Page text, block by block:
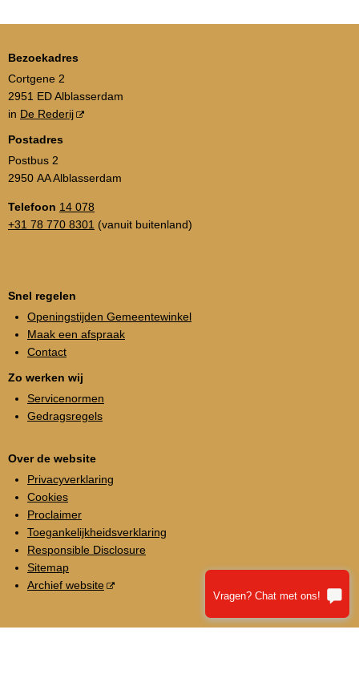
Bezoekadres
Cortgene 2
2951 ED Alblasserdam
in De Rederij
Postadres
Postbus 2
2950 AA Alblasserdam
Telefoon 14 078
+31 78 770 8301 (vanuit buitenland)
Snel regelen
Openingstijden Gemeentewinkel
Maak een afspraak
Contact
Zo werken wij
Servicenormen
Gedragsregels
Over de website
Privacyverklaring
Cookies
Proclaimer
Toegankelijkheidsverklaring
Responsible Disclosure
Sitemap
Archief website